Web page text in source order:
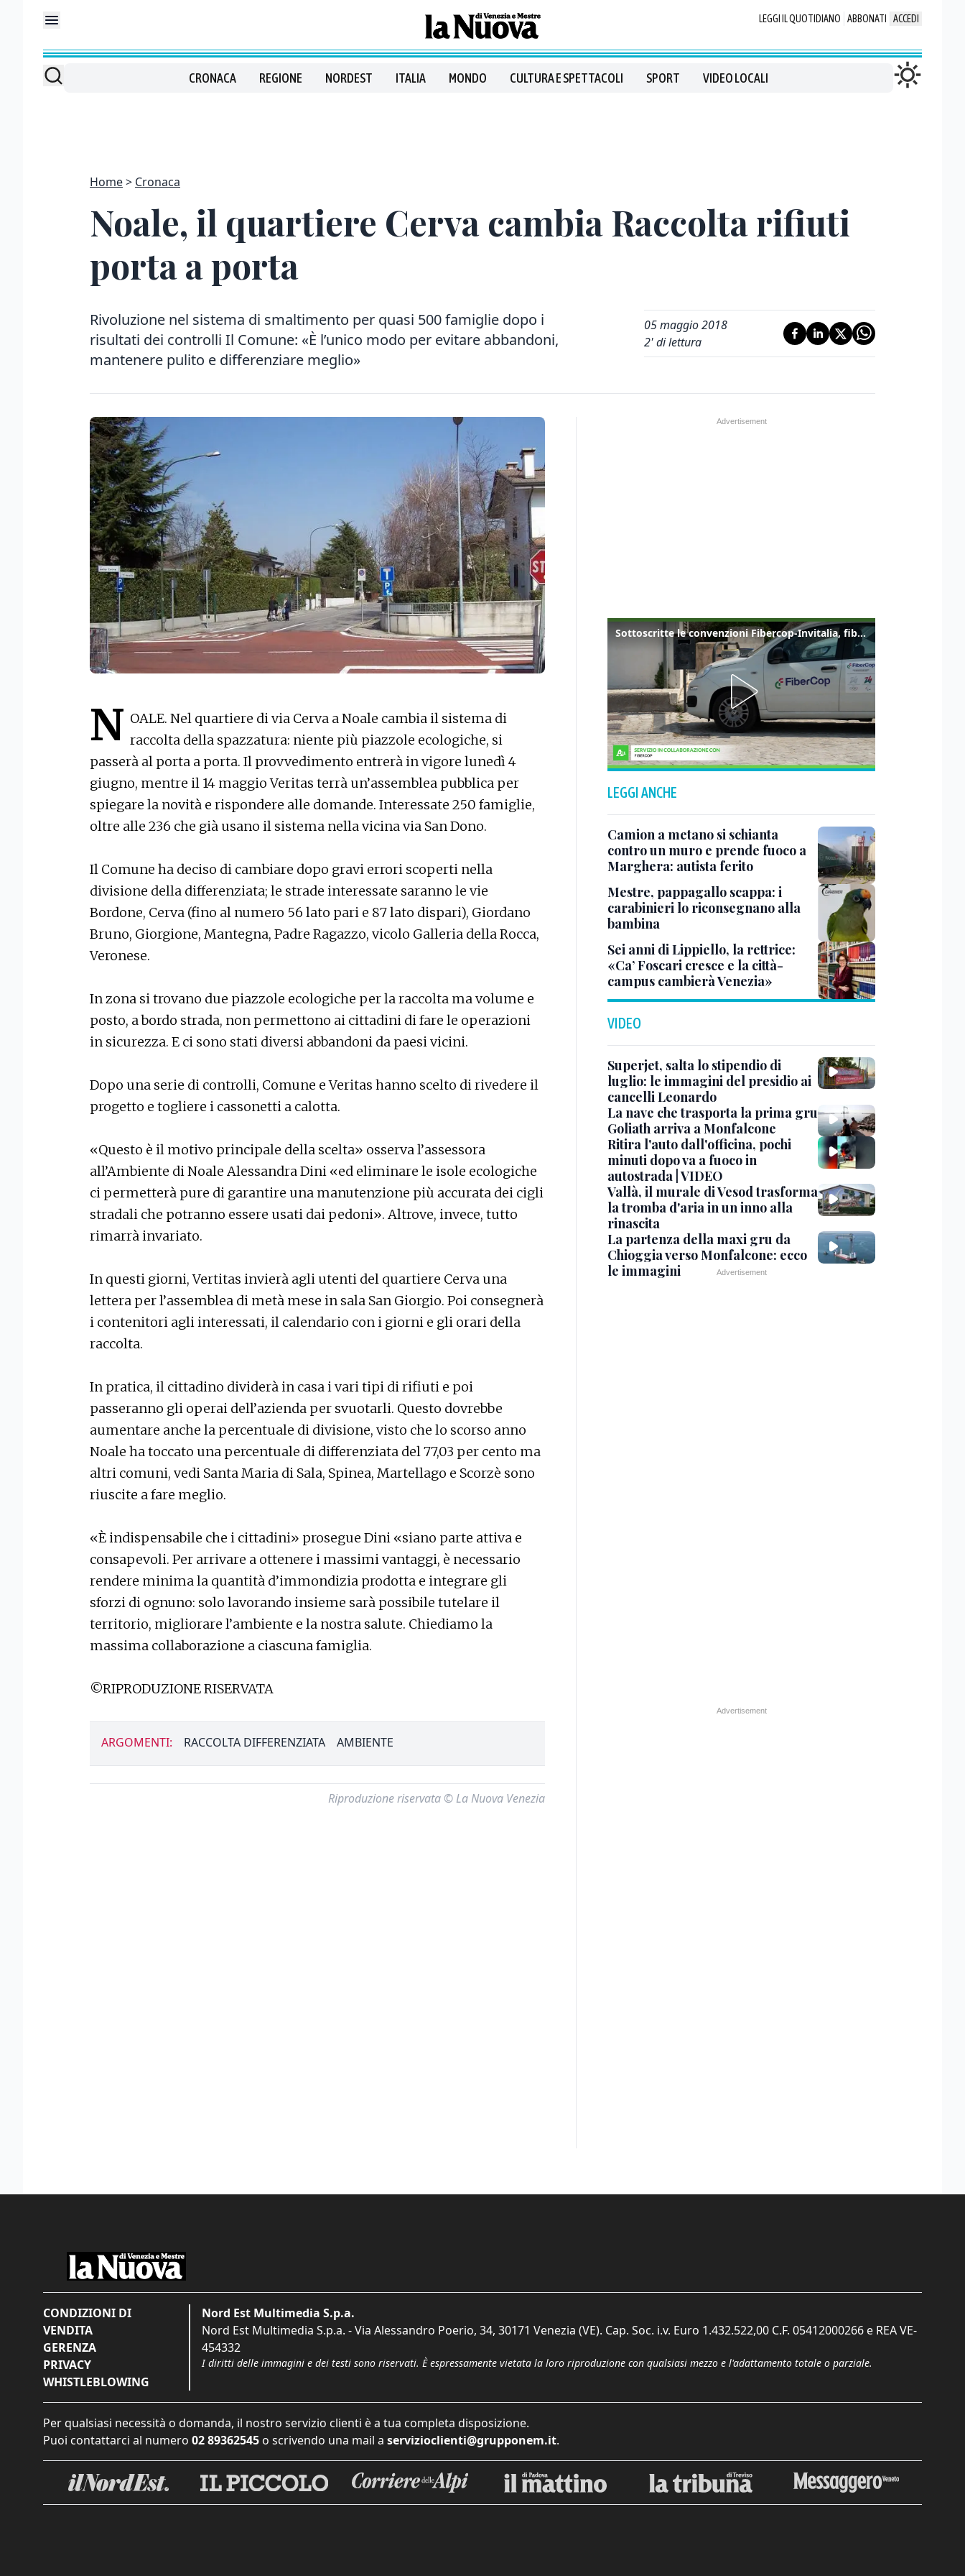
LEGGI IL QUOTIDIANO ABBONATI ACCEDI
CRONACA REGIONE NORDEST ITALIA MONDO CULTURA E SPETTACOLI SPORT VIDEO LOCALI
Home Cronaca
Noale, il quartiere Cerva cambia Raccolta rifiuti
porta a porta
Rivoluzione nel sistema di smaltimento per quasi 500 famiglie dopo i
risultati dei controlli Il Comune: «È l’unico modo per evitare abbandoni,
mantenere pulito e differenziare meglio»
05 maggio 2018
2' di lettura
N OALE. Nel quartiere di via Cerva a Noale cambia il sistema di
raccolta della spazzatura: niente più piazzole ecologiche, si
passerà al porta a porta. Il provvedimento entrerà in vigore lunedì 4
giugno, mentre il 14 maggio Veritas terrà un’assemblea pubblica per
spiegare la novità e rispondere alle domande. Interessate 250 famiglie,
oltre alle 236 che già usano il sistema nella vicina via San Dono.
Il Comune ha deciso di cambiare dopo gravi errori scoperti nella
divisione della differenziata; le strade interessate saranno le vie
Bordone, Cerva (fino al numero 56 lato pari e 87 lato dispari), Giordano
Bruno, Giorgione, Mantegna, Padre Ragazzo, vicolo Galleria della Rocca,
Veronese.
In zona si trovano due piazzole ecologiche per la raccolta ma volume e
posto, a bordo strada, non permettono ai cittadini di fare le operazioni
in sicurezza. E ci sono stati diversi abbandoni da paesi vicini.
Dopo una serie di controlli, Comune e Veritas hanno scelto di rivedere il
progetto e togliere i cassonetti a calotta.
«Questo è il motivo principale della scelta» osserva l’assessora
all’Ambiente di Noale Alessandra Dini «ed eliminare le isole ecologiche
ci permetterà pure di garantire una manutenzione più accurata dei cigli
stradali che potranno essere usati dai pedoni». Altrove, invece, tutto
rimarrà invariato.
In questi giorni, Vertitas invierà agli utenti del quartiere Cerva una
lettera per l’assemblea di metà mese in sala San Giorgio. Poi consegnerà
i contenitori agli interessati, il calendario con i giorni e gli orari della
raccolta.
In pratica, il cittadino dividerà in casa i vari tipi di rifiuti e poi
passeranno gli operai dell’azienda per svuotarli. Questo dovrebbe
aumentare anche la percentuale di divisione, visto che lo scorso anno
Noale ha toccato una percentuale di differenziata del 77,03 per cento ma
altri comuni, vedi Santa Maria di Sala, Spinea, Martellago e Scorzè sono
riuscite a fare meglio.
«È indispensabile che i cittadini» prosegue Dini «siano parte attiva e
consapevoli. Per arrivare a ottenere i massimi vantaggi, è necessario
rendere minima la quantità d’immondizia prodotta e integrare gli
sforzi di ognuno: solo lavorando insieme sarà possibile tutelare il
territorio, migliorare l’ambiente e la nostra salute. Chiediamo la
massima collaborazione a ciascuna famiglia.
©RIPRODUZIONE RISERVATA
ARGOMENTI: RACCOLTA DIFFERENZIATA AMBIENTE
Riproduzione riservata © La Nuova Venezia
Sottoscritte le convenzioni Fibercop-Invitalia, fibra ottica per 477 mila civici
LEGGI ANCHE
Camion a metano si schianta
contro un muro e prende fuoco a
Marghera: autista ferito
Mestre, pappagallo scappa: i
carabinieri lo riconsegnano alla
bambina
Sei anni di Lippiello, la rettrice:
«Ca’ Foscari cresce e la città-
campus cambierà Venezia»
VIDEO
Superjet, salta lo stipendio di
luglio: le immagini del presidio ai
cancelli Leonardo
La nave che trasporta la prima gru
Goliath arriva a Monfalcone
Ritira l'auto dall'officina, pochi
minuti dopo va a fuoco in
autostrada | VIDEO
Vallà, il murale di Vesod trasforma
la tromba d'aria in un inno alla
rinascita
La partenza della maxi gru da
Chioggia verso Monfalcone: ecco
le immagini
CONDIZIONI DI
VENDITA
GERENZA
PRIVACY
WHISTLEBLOWING
Nord Est Multimedia S.p.a.
Nord Est Multimedia S.p.a. - Via Alessandro Poerio, 34, 30171 Venezia (VE). Cap. Soc. i.v. Euro 1.432.522,00 C.F. 05412000266 e REA VE-
454332
I diritti delle immagini e dei testi sono riservati. È espressamente vietata la loro riproduzione con qualsiasi mezzo e l'adattamento totale o parziale.
Per qualsiasi necessità o domanda, il nostro servizio clienti è a tua completa disposizione.
Puoi contattarci al numero 02 89362545 o scrivendo una mail a servizioclienti@grupponem.it.